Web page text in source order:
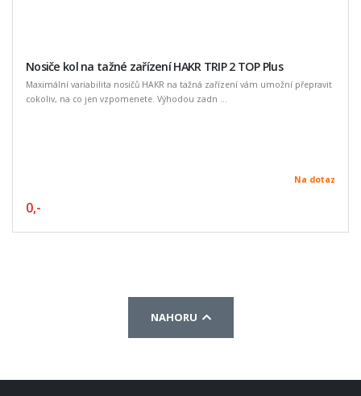
Nosiče kol na tažné zařízení HAKR TRIP 2 TOP Plus
Maximální variabilita nosičů HAKR na tažná zařízení vám umožní přepravit
cokoliv, na co jen vzpomenete. Výhodou zadn ...
Na dotaz
0,-
NAHORU